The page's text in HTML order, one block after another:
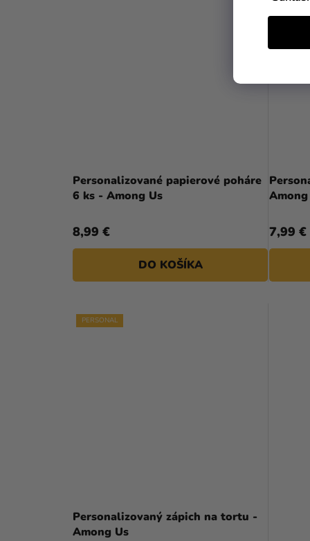
Personalizované papierové poháre
6 ks - Among Us
8,99 €
DO KOŠÍKA
7,99 €
PERSONAL
Personalizovaný zápich na tortu -
Among Us